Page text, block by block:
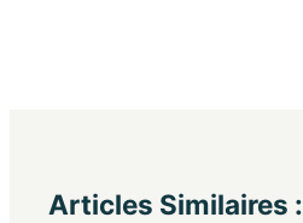
Articles Similaires :